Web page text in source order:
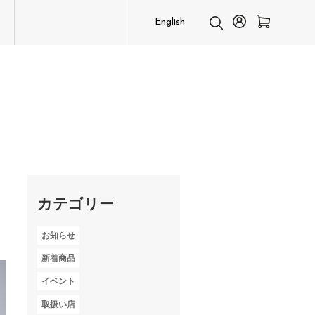
English
カテゴリー
お知らせ
新着商品
イベント
取扱い店